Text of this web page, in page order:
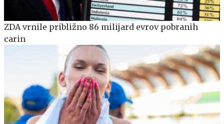
ZDA vrnile približno 86 milijard evrov pobranih
carin